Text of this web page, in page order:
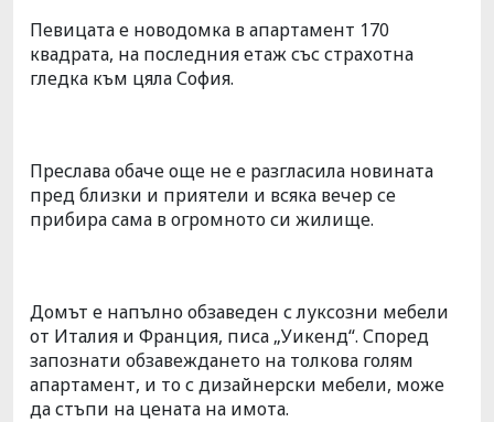
Певицата е новодомка в апартамент 170
квадрата, на последния етаж със страхотна
гледка към цяла София.
Преслава обаче още не е разгласила новината
пред близки и приятели и всяка вечер се
прибира сама в огромното си жилище.
Домът е напълно обзаведен с луксозни мебели
от Италия и Франция, писа „Уикенд“. Според
запознати обзавеждането на толкова голям
апартамент, и то с дизайнерски мебели, може
да стъпи на цената на имота.